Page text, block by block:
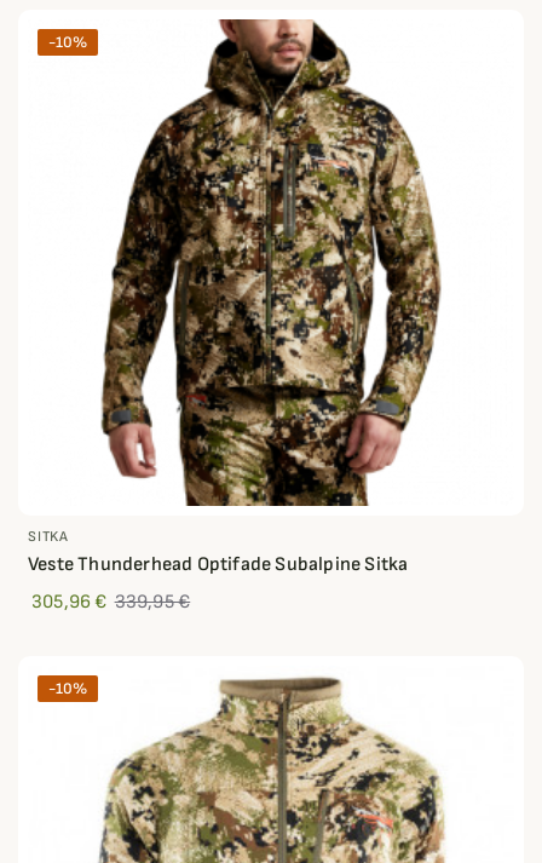
-10%
SITKA
Veste Thunderhead Optifade Subalpine Sitka
305,96 € 339,95 €
-10%